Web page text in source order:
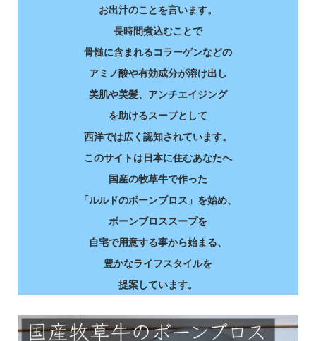
お出汁のことを言います。
長時間煮込むことで
骨髄に含まれるコラーゲンなどの
アミノ酸や有効成分が溶け出し
美肌や美髪、アンチエイジング
を助けるスープとして
西洋では広く認知されています。
このサイトは日本に住むあなたへ
国産の牧草牛で作った
「ルルドのボーンブロス」を始め、
ボーンブロススープを
自宅で用意する事から始まる、
豊かなライフスタイルを
提案しています。